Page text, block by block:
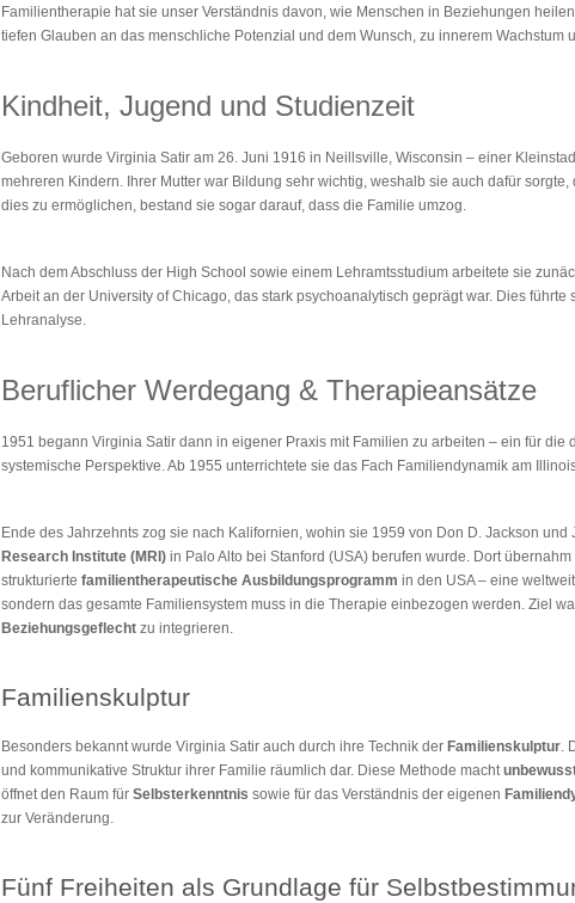
Familientherapie hat sie unser Verständnis davon, wie Menschen in Beziehungen
tiefen Glauben an das menschliche Potenzial und dem Wunsch, zu innerem
Kindheit, Jugend und Studienzeit
Geboren wurde Virginia Satir am 26. Juni 1916 in Neillsville, Wisconsin – einer
mehreren Kindern. Ihrer Mutter war Bildung sehr wichtig, weshalb sie auch dafür
dies zu ermöglichen, bestand sie sogar darauf, dass die Familie umzog.
Nach dem Abschluss der High School sowie einem Lehramtsstudium arbeitete sie
Arbeit an der University of Chicago, das stark psychoanalytisch geprägt war. Dies
Lehranalyse.
Beruflicher Werdegang & Therapieansätze
1951 begann Virginia Satir dann in eigener Praxis mit Familien zu arbeiten – ein für
systemische Perspektive. Ab 1955 unterrichtete sie das Fach Familiendynamik am
Ende des Jahrzehnts zog sie nach Kalifornien, wohin sie 1959 von Don D. Jackson
Research Institute (MRI) in Palo Alto bei Stanford (USA) berufen wurde. Dort
strukturiertefamilientherapeutische Ausbildungsprogramm in den USA – eine
sondern das gesamte Familiensystem muss in die Therapie einbezogen werden. Ziel
Beziehungsgeflecht zu integrieren.
Familienskulptur
Besonders bekannt wurde Virginia Satir auch durch ihre Technik der Familienskulptur.
und kommunikative Struktur ihrer Familie räumlich dar. Diese Methode macht
öffnet den Raum fürSelbsterkenntnis sowie für das Verständnis der eigenen
zur Veränderung.
Fünf Freiheiten als Grundlage für